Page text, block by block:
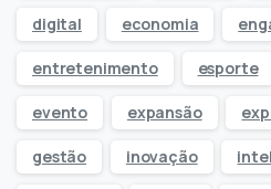
digital economia
entretenimento esporte
evento expansão
gestão inovação